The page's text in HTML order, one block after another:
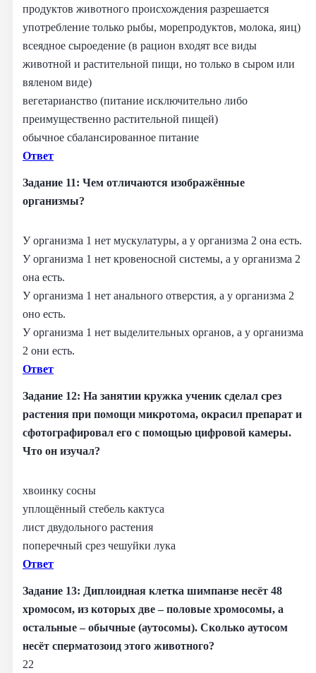
продуктов животного происхождения разрешается
употребление только рыбы, морепродуктов, молока, яиц)
всеядное сыроедение (в рацион входят все виды
животной и растительной пищи, но только в сыром или
вяленом виде)
вегетарианство (питание исключительно либо
преимущественно растительной пищей)
обычное сбалансированное питание
Ответ
Задание 11: Чем отличаются изображённые
организмы?
У организма 1 нет мускулатуры, а у организма 2 она есть.
У организма 1 нет кровеносной системы, а у организма 2
она есть.
У организма 1 нет анального отверстия, а у организма 2
оно есть.
У организма 1 нет выделительных органов, а у организма
2 они есть.
Ответ
Задание 12: На занятии кружка ученик сделал срез
растения при помощи микротома, окрасил препарат и
сфотографировал его с помощью цифровой камеры.
Что он изучал?
хвоинку сосны
уплощённый стебель кактуса
лист двудольного растения
поперечный срез чешуйки лука
Ответ
Задание 13: Диплоидная клетка шимпанзе несёт 48
хромосом, из которых две – половые хромосомы, а
остальные – обычные (аутосомы). Сколько аутосом
несёт сперматозоид этого животного?
22